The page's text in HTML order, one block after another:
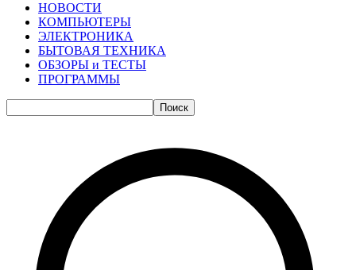
НОВОСТИ
КОМПЬЮТЕРЫ
ЭЛЕКТРОНИКА
БЫТОВАЯ ТЕХНИКА
ОБЗОРЫ и ТЕСТЫ
ПРОГРАММЫ
Поиск